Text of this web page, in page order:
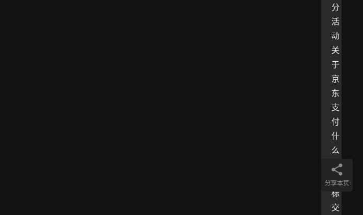
分
活
动
关
于
京
东
支
付
什
么
算
达
标
交
分享本页